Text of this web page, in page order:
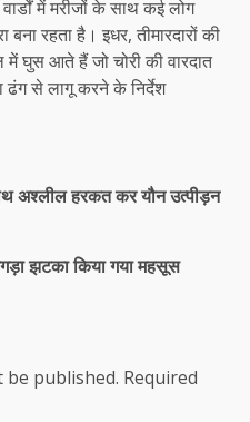
में मरीजों के साथ कई लोग
रहता है। इधर, तीमारदारों की
घुस आते हैं जो चोरी की वारदात
ढंग से लागू करने के निर्देश
अश्लील हरकत कर यौन उत्पीड़न
झटका किया गया महसूस
be published. Required